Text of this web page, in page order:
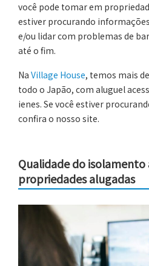
você pode tomar em
estiver procurando
e/ou lidar com problemas de
até o fim.
Na Village House, temos mais
todo o Japão, com aluguel
ienes. Se você estiver
confira o nosso site.
Qualidade do
propriedades alugadas